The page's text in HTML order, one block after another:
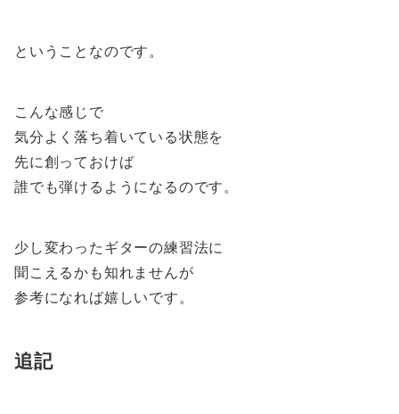
ということなのです。
こんな感じで
気分よく落ち着いている状態を
先に創っておけば
誰でも弾けるようになるのです。
少し変わったギターの練習法に
聞こえるかも知れませんが
参考になれば嬉しいです。
追記